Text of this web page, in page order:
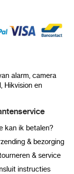
alarm, camera
Hikvision en
kan ik betalen?
& bezorging
& service
instructies